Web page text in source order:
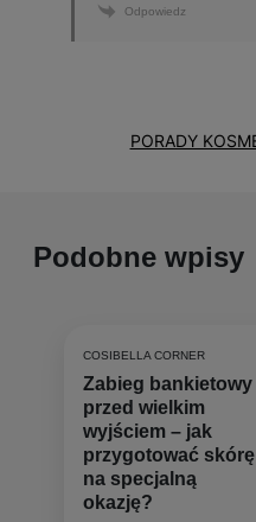
Odpowiedz
PORADY
Podobne wpisy
COSIBELLA CORNER
Zabieg bankietowy
przed wielkim
wyjściem – jak
przygotować skórę
na specjalną
okazję?